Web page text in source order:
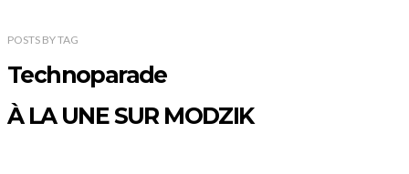
POSTS BYTAG
Technoparade
À LA UNE SUR MODZIK